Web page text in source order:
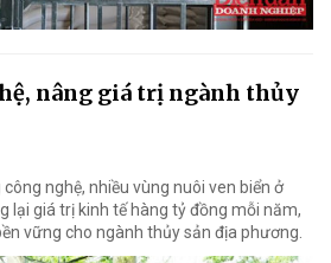
nâng giá trị ngành thủy
nghệ, nhiều vùng nuôi ven biển ở
lại giá trị kinh tế hàng tỷ đồng mỗi năm,
vững cho ngành thủy sản địa phương.